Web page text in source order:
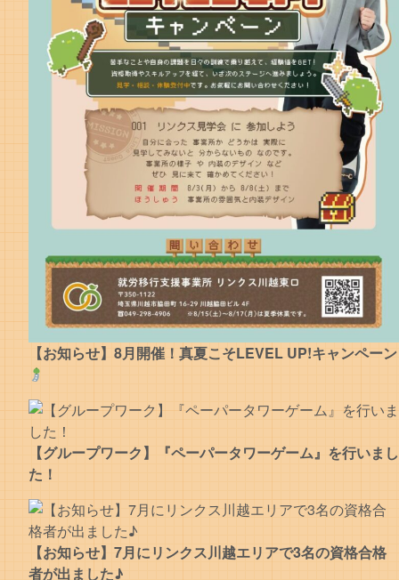
【お知らせ】8月開催！真夏こそLEVEL UP!キャンペーン
【グループワーク】『ペーパータワーゲーム』を行いまし
た！
【お知らせ】7月にリンクス川越エリアで3名の資格合格
者が出ました♪